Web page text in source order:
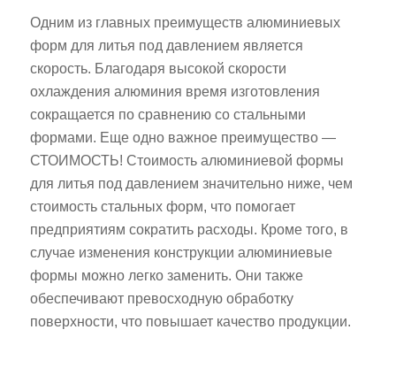
Одним из главных преимуществ алюминиевых
форм для литья под давлением является
скорость. Благодаря высокой скорости
охлаждения алюминия время изготовления
сокращается по сравнению со стальными
формами. Еще одно важное преимущество —
СТОИМОСТЬ! Стоимость алюминиевой формы
для литья под давлением значительно ниже, чем
стоимость стальных форм, что помогает
предприятиям сократить расходы. Кроме того, в
случае изменения конструкции алюминиевые
формы можно легко заменить. Они также
обеспечивают превосходную обработку
поверхности, что повышает качество продукции.